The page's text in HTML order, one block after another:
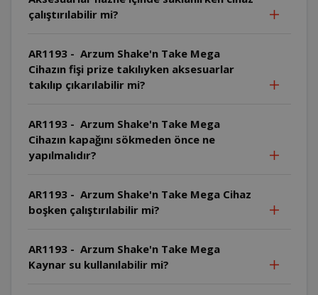
çalıştırılabilir mi?
AR1193 - Arzum Shake'n Take Mega
Cihazın fişi prize takılıyken aksesuarlar
takılıp çıkarılabilir mi?
AR1193 - Arzum Shake'n Take Mega
Cihazın kapağını sökmeden önce ne
yapılmalıdır?
AR1193 - Arzum Shake'n Take Mega Cihaz
boşken çalıştırılabilir mi?
AR1193 - Arzum Shake'n Take Mega
Kaynar su kullanılabilir mi?